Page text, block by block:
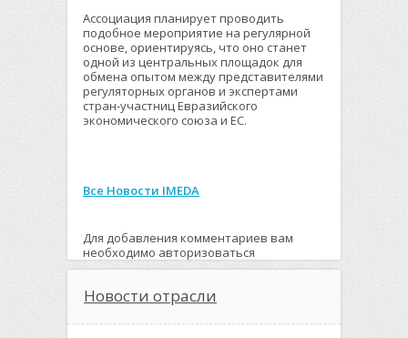
Ассоциация планирует проводить
подобное мероприятие на регулярной
основе, ориентируясь, что оно станет
одной из центральных площадок для
обмена опытом между представителями
регуляторных органов и экспертами
стран-участниц Евразийского
экономического союза и ЕС.
Все Новости IMEDA
Для добавления комментариев вам
необходимо авторизоваться
Новости отрасли